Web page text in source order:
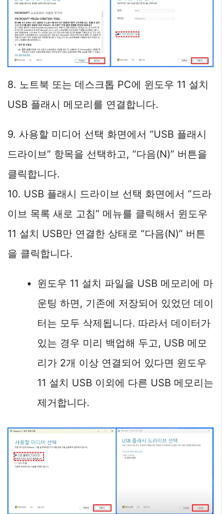
8. 노트북 또는 데스크톱 PC에 윈도우 11 설치
USB 플래시 메모리를 연결합니다.
9. 사용할 미디어 선택 화면에서 “USB 플래시
드라이브” 항목을 선택하고, “다음(N)” 버튼을
클릭합니다.
10. USB 플래시 드라이브 선택 화면에서 “드라
이브 목록 새로 고침” 메뉴를 클릭해서 윈도우
11 설치 USB만 연결한 상태로 “다음(N)” 버튼
을 클릭합니다.
윈도우 11 설치 파일을 USB 메모리에 마
운팅 하면, 기존에 저장되어 있었던 데이
터는 모두 삭제됩니다. 따라서 데이터가
있는 경우 미리 백업해 두고, USB 메모
리가 2개 이상 연결되어 있다면 윈도우
11 설치 USB 이외에 다른 USB 메모리는
제거합니다.